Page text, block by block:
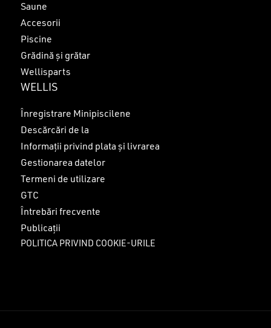
Saune
Accesorii
Piscine
Grădină și grătar
Wellisparts
WELLIS
Înregistrare Minipiscilene
Descărcări de la
Informații privind plata și livrarea
Gestionarea datelor
Termeni de utilizare
GTC
Întrebări frecvente
Publicații
POLITICA PRIVIND COOKIE-URILE